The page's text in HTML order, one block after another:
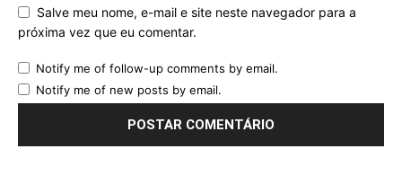
Salve meu nome, e-mail e site neste navegador para a
próxima vez que eu comentar.
Notify me of follow-up comments by email.
Notify me of new posts by email.